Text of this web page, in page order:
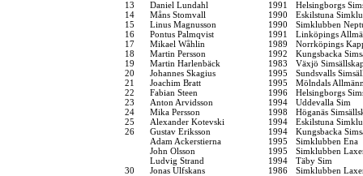
13
Daniel Lundahl 1991
Helsingborgs
14
Måns Stomvall 1990
Eskilstuna
15
Linus Magnusson 1990
Simklubben
16
Pontus Palmqvist 1991
Linköpings
17
Mikael Wåhlin 1989
Norrköpings
18
Martin Persson 1992
Kungsbacka
19
Martin Harlenbäck 1983
Växjö
20
Johannes Skagius 1995
Sundsvalls
21
Joachim Bratt 1995
Mölndals
22
Fabian Steen 1996
Helsingborgs
23
Anton Arvidsson 1994
Uddevalla Sim
24
Mika Persson 1998
Höganäs
25
Alexander Kotevski 1994
Eskilstuna
26
Gustav Eriksson 1994
Kungsbacka
Adam Ackerstierna
1995
Simklubben Ena
John Olsson
1995
Simklubben
Ludvig Strand
1994
Täby Sim
30
Jonas Ulfskans 1986
Simklubben